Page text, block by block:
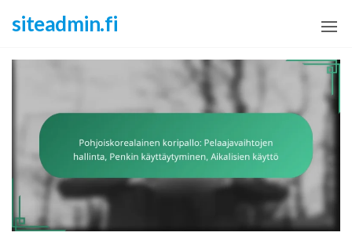
tositeadmin.fi